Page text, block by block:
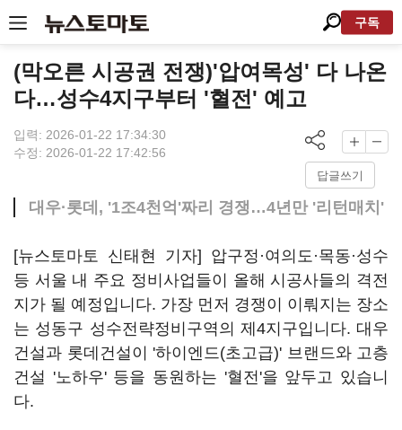
구독
(막오른 시공권 전쟁)'압여목성' 다 나온
다…성수4지구부터 '혈전' 예고
입력: 2026-01-22 17:34:30
수정: 2026-01-22 17:42:56
답글쓰기
대우·롯데, '1조4천억'짜리 경쟁…4년만 '리턴매치'
[뉴스토마토 신태현 기자] 압구정·여의도·목동·성수
등 서울 내 주요 정비사업들이 올해 시공사들의 격전
지가 될 예정입니다. 가장 먼저 경쟁이 이뤄지는 장소
는 성동구 성수전략정비구역의 제4지구입니다. 대우
건설과 롯데건설이 '하이엔드(초고급)' 브랜드와 고층
건설 '노하우' 등을 동원하는 '혈전'을 앞두고 있습니
다.